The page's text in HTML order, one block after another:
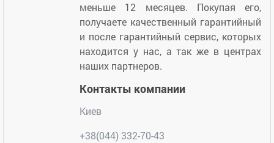
меньше 12 месяцев. Покупая его,
получаете качественный гарантийный
и после гарантийный сервис, которых
находится у нас, а так же в центрах
наших партнеров.
Контакты компании
Киев
+38(044) 332-70-43